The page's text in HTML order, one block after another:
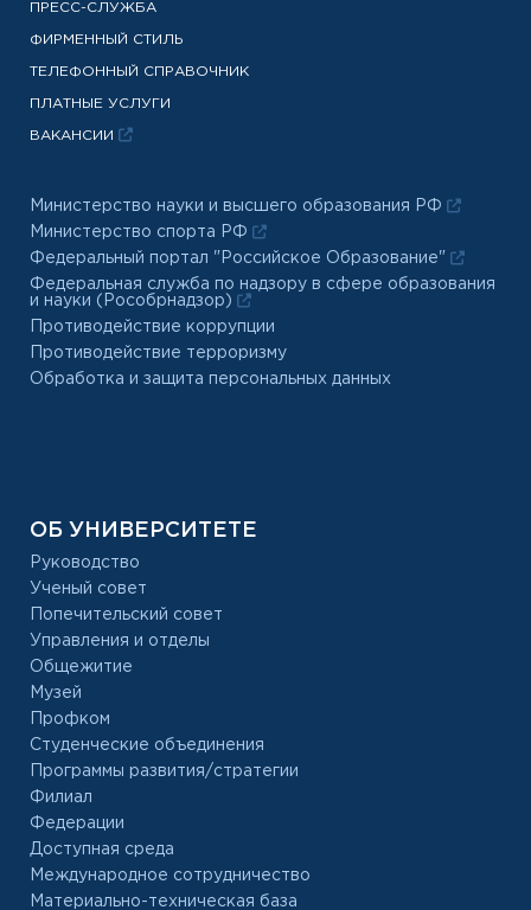
ПРЕСС-СЛУЖБА
ФИРМЕННЫЙ СТИЛЬ
ТЕЛЕФОННЫЙ СПРАВОЧНИК
ПЛАТНЫЕ УСЛУГИ
ВАКАНСИИ
Министерство науки и высшего образования РФ
Министерство спорта РФ
Федеральный портал "Российское Образование"
Федеральная служба по надзору в сфере образования
и науки (Рособрнадзор)
Противодействие коррупции
Противодействие терроризму
Обработка и защита персональных данных
ОБ УНИВЕРСИТЕТЕ
Руководство
Ученый совет
Попечительский совет
Управления и отделы
Общежитие
Музей
Профком
Студенческие объединения
Программы развития/стратегии
Филиал
Федерации
Доступная среда
Международное сотрудничество
Материально-техническая база